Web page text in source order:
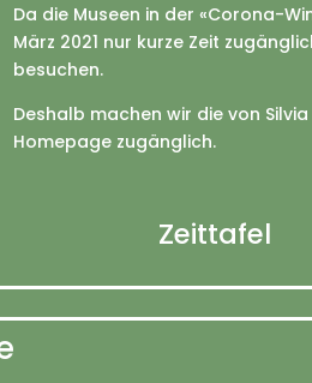
Da die Museen in der «Corona-
März 2021 nur kurze Zeit
besuchen.
Deshalb machen wir die von
Homepage zugänglich.
Zeittafel